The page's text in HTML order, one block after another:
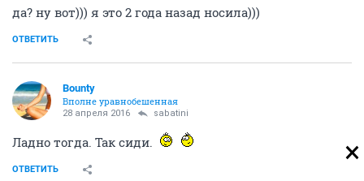
да? ну вот))) я это 2 года назад носила)))
ОТВЕТИТЬ
Bounty
Вполне уравнобешенная
28 апреля 2016 sabatini
Ладно тогда. Так сиди.
ОТВЕТИТЬ